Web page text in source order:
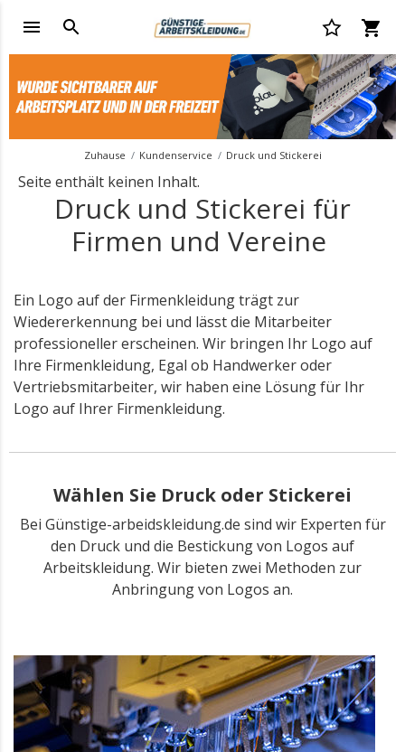
Zuhause Kundenservice Druck und Stickerei
Seite enthält keinen Inhalt.
Druck und Stickerei für
Firmen und Vereine
Ein Logo auf der Firmenkleidung trägt zur
Wiedererkennung bei und lässt die Mitarbeiter
professioneller erscheinen. Wir bringen Ihr Logo auf
Ihre Firmenkleidung, Egal ob Handwerker oder
Vertriebsmitarbeiter, wir haben eine Lösung für Ihr
Logo auf Ihrer Firmenkleidung.
Wählen Sie Druck oder Stickerei
Bei Günstige-arbeidskleidung.de sind wir Experten für
den Druck und die Bestickung von Logos auf
Arbeitskleidung. Wir bieten zwei Methoden zur
Anbringung von Logos an.